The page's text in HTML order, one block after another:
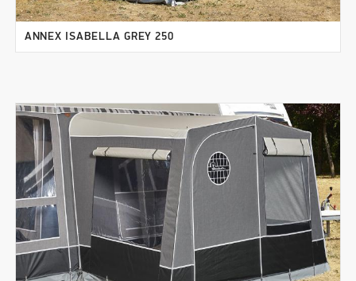
ANNEX ISABELLA GREY 250